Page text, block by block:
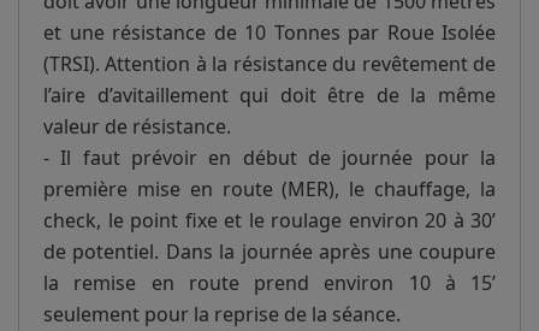
et une résistance de 10 Tonnes par Roue Isolée
(TRSI). Attention à la résistance du revêtement de
l’aire d’avitaillement qui doit être de la même
valeur de résistance.
- Il faut prévoir en début de journée pour la
première mise en route (MER), le chauffage, la
check, le point fixe et le roulage environ 20 à 30’
de potentiel. Dans la journée après une coupure
la remise en route prend environ 10 à 15’
seulement pour la reprise de la séance.